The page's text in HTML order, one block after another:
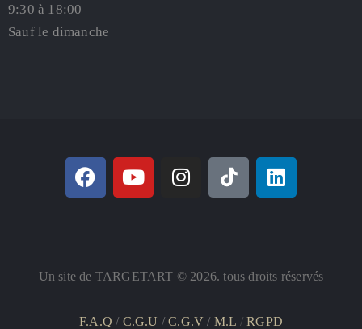
9:30 à 18:00
Sauf le dimanche
Un site de TARGETART © 2026. tous droits réservés
F.A.Q / C.G.U /C.G.V/ M.L /RGPD